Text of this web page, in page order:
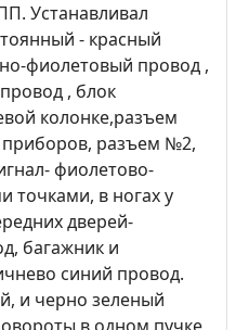
Устанавливал
- красный
фиолетовый провод ,
, блок
колонке,разъем
приборов, разъем №2,
фиолетово-
точками, в ногах у
дверей-
багажник и
синий провод.
и черно зеленый